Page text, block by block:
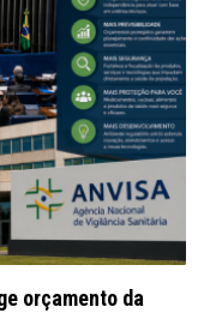
orçamento da